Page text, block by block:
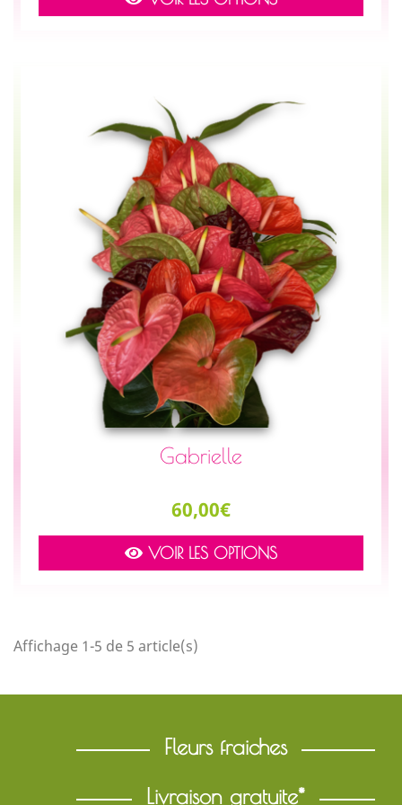
Gabrielle
Prix
60,00€
VOIR LES OPTIONS
Affichage 1-5 de 5 article(s)
Fleurs fraiches
Livraison gratuite*